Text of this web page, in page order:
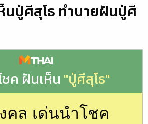
นปู่ศีสุโธ ทำนายฝันปู่ศี
ชค ฝันเห็น "ปู่ศีสุโธ"
คล เด่นนำโชค